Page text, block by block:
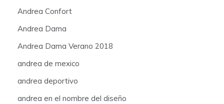
Andrea Confort
Andrea Dama
Andrea Dama Verano 2018
andrea de mexico
andrea deportivo
andrea en el nombre del diseño